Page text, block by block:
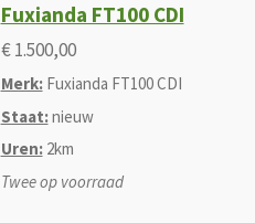
Fuxianda FT100 CDI
€ 1.500,00
Merk:Fuxianda FT100 CDI
Staat:nieuw
Uren:2km
Twee op voorraad